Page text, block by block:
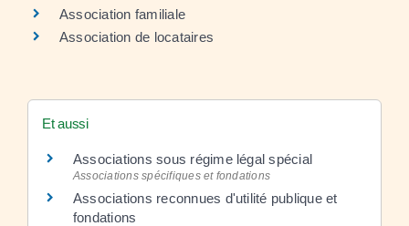
Association familiale
Association de locataires
Et aussi
Associations sous régime légal spécial
Associations spécifiques et fondations
Associations reconnues d'utilité publique et
fondations